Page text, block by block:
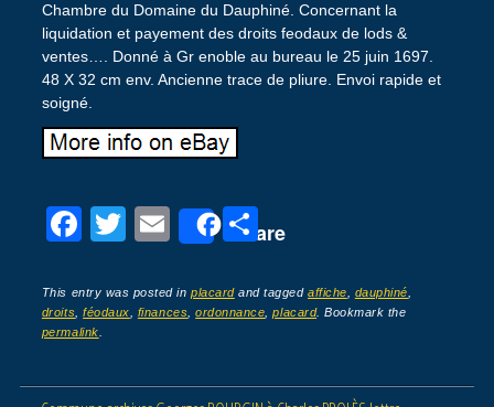
Chambre du Domaine du Dauphiné. Concernant la
liquidation et payement des droits feodaux de lods &
ventes…. Donné à Gr enoble au bureau le 25 juin 1697.
48 X 32 cm env. Ancienne trace de pliure. Envoi rapide et
soigné.
F
c
e
T
tt
er
E
ail
Share
P
ta
g
This entry was posted inplacardand taggedaffiche dauphiné
droits ,féodaux finances ,ordonnance ,placard. Bookmark the
permalink